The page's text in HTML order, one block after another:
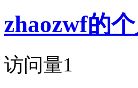
zhaozwf的
访问量1